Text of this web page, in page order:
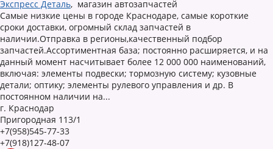
Экспресс Деталь, магазин автозапчастей
Самые низкие цены в городе Краснодаре, самые короткие
сроки доставки, огромный склад запчастей в
наличии.Отправка в регионы,качественный подбор
запчастей.Ассортиментная база; постоянно расширяется, и на
данный момент насчитывает более 12 000 000 наименований,
включая: элементы подвески; тормозную систему; кузовные
детали; оптику; элементы рулевого управления и др. В
постоянном наличии на...
г. Краснодар
Пригородная 113/1
+7(958)545-77-33
+7(918)127-48-07